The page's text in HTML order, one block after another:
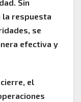
Sin
la respuesta
se
efectiva y
el